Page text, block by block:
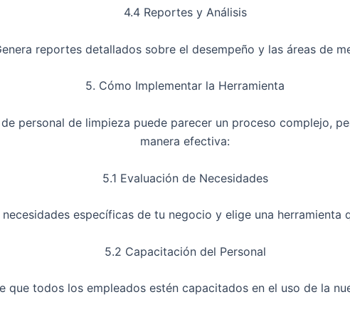
4.4 Reportes y Análisis
reportes detallados sobre el desempeño y las áreas de
5. Cómo Implementar la Herramienta
personal de limpieza puede parecer un proceso complejo,
manera efectiva:
5.1 Evaluación de Necesidades
específicas de tu negocio y elige una herramienta
5.2 Capacitación del Personal
que todos los empleados estén capacitados en el uso de la